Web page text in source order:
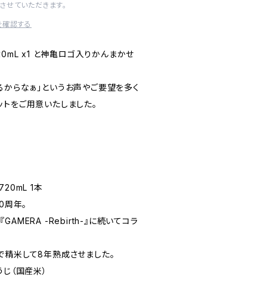
ていただきます。
認する
x1 と神亀ロゴ入りかんまかせ
らなぁ」というお声やご要望を多く
をご用意いたしました。
1本
周年。
GAMERA -Rebirth-』に続いてコラ
米して8年熟成させました。
（国産米）